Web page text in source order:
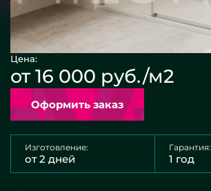
Цена:
от 16 000 руб./м2
Оформить заказ
Изготовление:
от 2 дней
Гарантия:
1 год